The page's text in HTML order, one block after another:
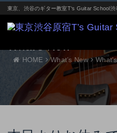
東京、渋谷のギター教室T‘s Guitar School
HOME What’s New